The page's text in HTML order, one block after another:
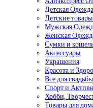
Детская
Детские
Мужская
Женская
Сумки и
Аксессуары
Украшения
Красота и
Все для свадьбы
Спорт и
Хобби,
Товары для